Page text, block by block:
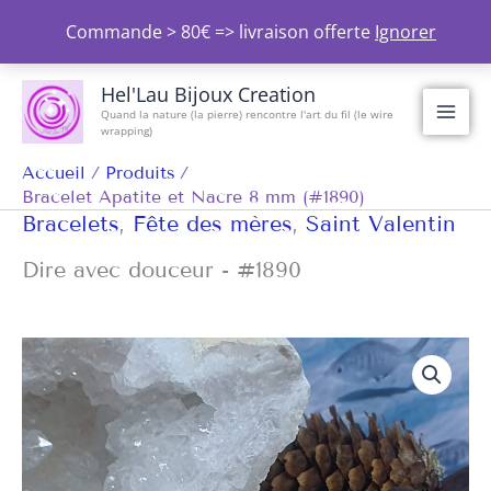
Commande > 80€ => livraison offerte Ignorer
contenu
Hel'Lau Bijoux Creation
Quand la nature (la pierre) rencontre l'art du fil (le wire
wrapping)
Accueil
Produits
Bracelet Apatite et Nacre 8 mm (#1890)
Bracelets, Fête des mères, Saint Valentin
Dire avec douceur - #1890